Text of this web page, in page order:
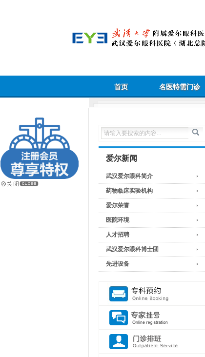
首页 名医特需门诊
爱尔新闻
武汉爱尔眼科简介
药物临床实验机构
爱尔荣誉
医院环境
人才招聘
武汉爱尔眼科博士团
先进设备